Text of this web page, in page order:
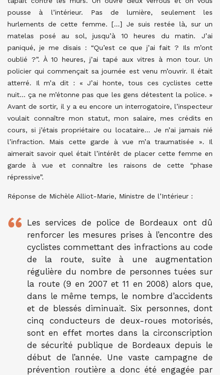
pousse à l’intérieur. Pas de lumière, seulement les
hurlements de cette femme. […] Je suis restée là, sur un
matelas posé au sol, jusqu’à 10 heures du matin. J’ai
paniqué, je me disais : “Qu’est ce que j’ai fait ? Ils m’ont
oublié ?”. À 10 heures, j’ai tapé aux vitres à mon tour. Un
policier qui commençait sa journée est venu m’ouvrir. Il était
atterré. Il m’a dit : « J’ai honte, tous ces cyclistes cette
nuit… ça ne m’étonne pas que les gens détestent la police. »
Avant de sortir, il y a eu encore un interrogatoire, l’inspecteur
voulait connaître mon statut, mon salaire, mes crédits en
cours, si j’étais propriétaire ou locataire… Je n’ai jamais nié
l’infraction. Mais cette garde à vue m’a traumatisée ». Il
aimerait savoir quel était l’intérêt de placer cette femme en
garde à vue et connaître les raisons de cette “phase
répressive”.
Réponse de Michèle Alliot-Marie, Ministre de l’Intérieur :
Les services de police de Bordeaux ont dû
renforcer les mesures prises à l’encontre des
cyclistes commettant des infractions au code
de la route, suite à une augmentation
régulière du nombre de personnes tuées sur
la route (9 en 2007 et 11 en 2008) alors que,
dans le même temps, le nombre d’accidents
et de blessés diminuait. Six personnes, dont
cinq conducteurs de deux-roues motorisés,
sont en effet mortes dans la circonscription
de sécurité publique de Bordeaux depuis le
début de l’année. Une vaste campagne de
prévention routière a donc été engagée par